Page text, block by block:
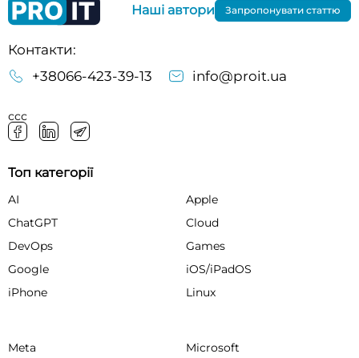
Контакти:
+38066-423-39-13
info@proit.ua
ссс
Наші автори Запропонувати статтю
Топ категорії
AI
Apple
ChatGPT
Cloud
DevOps
Games
Google
iOS/iPadOS
iPhone
Linux
Meta
Microsoft